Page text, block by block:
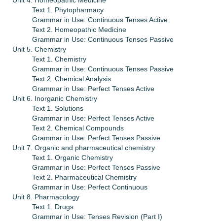
Text 1. Phytopharmacy
Grammar in Use: Continuous Tenses Active
Text 2. Homeopathic Medicine
Grammar in Use: Continuous Tenses Passive
Unit 5. Chemistry
Text 1. Chemistry
Grammar in Use: Continuous Tenses Passive
Text 2. Chemical Analysis
Grammar in Use: Perfect Tenses Active
Unit 6. Inorganic Chemistry
Text 1. Solutions
Grammar in Use: Perfect Tenses Active
Text 2. Chemical Compounds
Grammar in Use: Perfect Tenses Passive
Unit 7. Organic and pharmaceutical chemistry
Text 1. Organic Chemistry
Grammar in Use: Perfect Tenses Passive
Text 2. Pharmaceutical Chemistry
Grammar in Use: Perfect Continuous
Unit 8. Pharmacology
Text 1. Drugs
Grammar in Use: Tenses Revision (Part I)